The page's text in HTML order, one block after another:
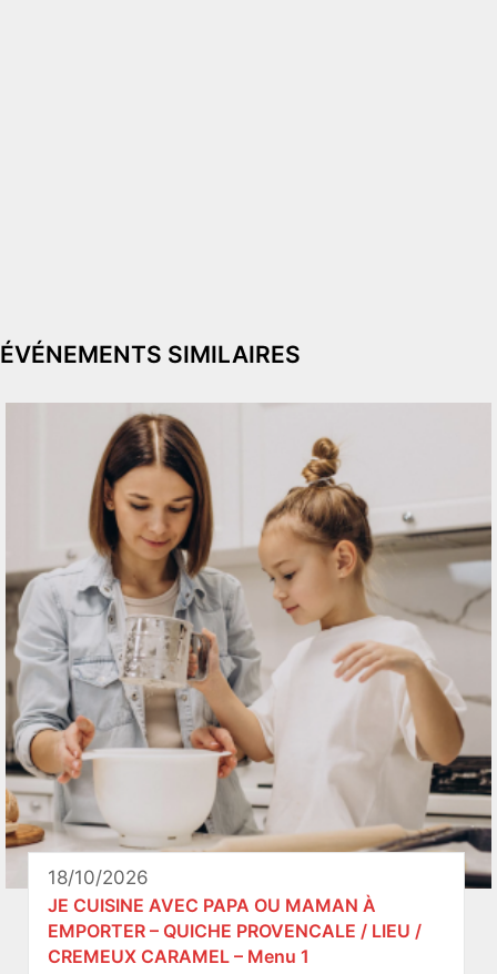
ÉVÉNEMENTS SIMILAIRES
18/10/2026
JE CUISINE AVEC PAPA OU MAMAN À
EMPORTER – QUICHE PROVENCALE / LIEU /
CREMEUX CARAMEL – Menu 1